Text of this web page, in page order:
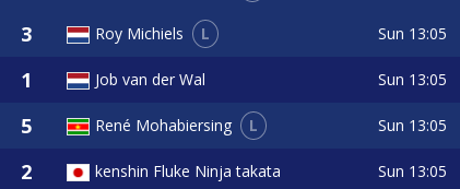
Roy Michiels L Sun 13:05
Job van der Wal Sun 13:05
René Mohabiersing L Sun 13:05
kenshin Fluke Ninja takata Sun 13:05